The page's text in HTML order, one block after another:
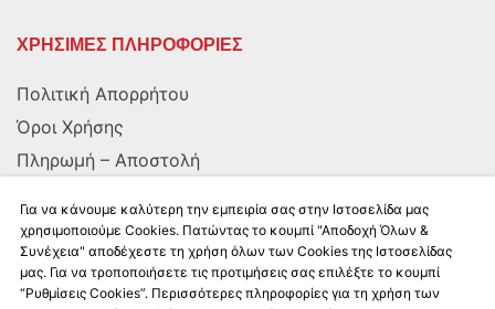
ΧΡΗΣΙΜΕΣ ΠΛΗΡΟΦΟΡΙΕΣ
Πολιτική Απορρήτου
Όροι Χρήσης
Πληρωμή – Αποστολή
ΑΚΟΛΟΥΘΗΣΤΕ ΜΑΣ
Για να κάνουμε καλύτερη την εμπειρία σας στην Ιστοσελίδα μας
χρησιμοποιούμε Cookies. Πατώντας το κουμπί "Αποδοχή Όλων &
Συνέχεια" αποδέχεστε τη χρήση όλων των Cookies της Ιστοσελίδας
μας. Για να τροποποιήσετε τις προτιμήσεις σας επιλέξτε το κουμπί
“Ρυθμίσεις Cookies”. Περισσότερες πληροφορίες για τη χρήση των